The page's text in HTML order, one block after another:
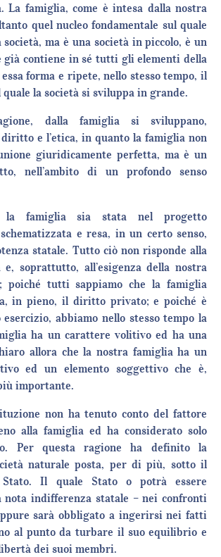
La famiglia, come è intesa dalla nostra
quel nucleo fondamentale sul quale
ma è una società in piccolo, è un
già contiene in sé tutti gli elementi della
forma e ripete, nello stesso tempo, il
quale la società si sviluppa in grande.
dalla famiglia si sviluppano,
e l’etica, in quanto la famiglia non
giuridicamente perfetta, ma è un
nell’ambito di un profondo senso
famiglia sia stata nel progetto
e resa, in un certo senso,
statale. Tutto ciò non risponde alla
e, soprattutto, all’esigenza della nostra
poiché tutti sappiamo che la famiglia
in pieno, il diritto privato; e poiché è
abbiamo nello stesso tempo la
ha un carattere volitivo ed ha una
allora che la nostra famiglia ha un
ed un elemento soggettivo che è,
importante.
non ha tenuto conto del fattore
alla famiglia ed ha considerato solo
Per questa ragione ha definito la
naturale posta, per di più, sotto il
Stato. Il quale Stato o potrà essere
indifferenza statale – nei confronti
sarà obbligato a ingerirsi nei fatti
al punto da turbare il suo equilibrio e
dei suoi membri.